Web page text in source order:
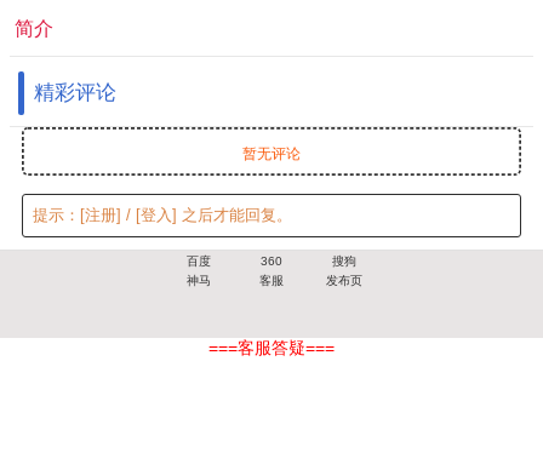
简介
精彩评论
暂无评论
提示： [注册] / [登入] 之后才能回复。
百度 360
搜狗
神马
客服 发布页
===客服答疑===